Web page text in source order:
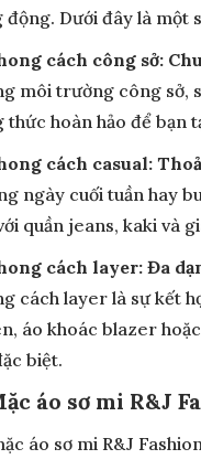
động. Dưới đây là một
cách công sở:
môi trường công sở,
thức hoàn hảo để bạn
cách casual:
ngày cuối tuần hay
quần jeans, kaki và
cách layer: Đa
cách layer là sự kết
áo khoác blazer
biệt.
áo sơ mi R&J
áo sơ mi R&J